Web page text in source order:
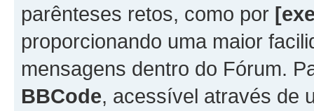
parênteses retos, como por
proporcionando uma maior
mensagens dentro do Fórum.
BBCode, acessível através de